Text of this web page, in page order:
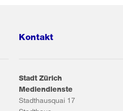
Kontakt
Stadt Zürich
Mediendienste
Stadthausquai 17